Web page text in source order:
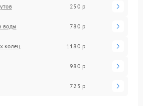
250 р
воды 780 р
колец 1180 р
980 р
725 р